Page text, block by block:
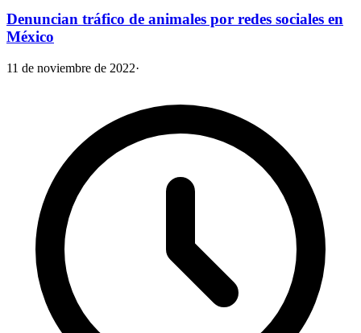
Denuncian tráfico de animales por redes sociales en
México
11 de noviembre de 2022·